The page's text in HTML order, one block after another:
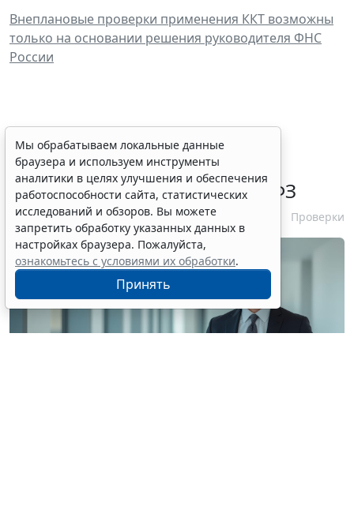
Внеплановые проверки применения ККТ возможны
только на основании решения руководителя ФНС
России
ФАС России рассказала об
особенностях внеплановых
проверок заказчиков по 44-ФЗ
6 августа 2026 16:00 Проверки
Мы обрабатываем локальные данные
браузера и используем инструменты
аналитики в целях улучшения и обеспечения
работоспособности сайта, статистических
исследований и обзоров. Вы можете
запретить обработку указанных данных в
настройках браузера. Пожалуйста,
ознакомьтесь с условиями их обработки.
Принять